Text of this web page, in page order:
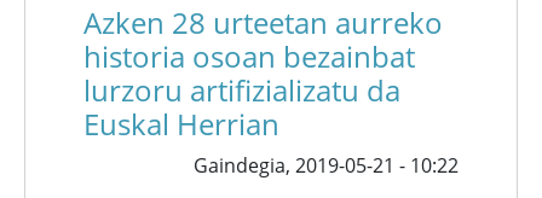
Azken 28 urteetan aurreko
historia osoan bezainbat
lurzoru artifizializatu da
Euskal Herrian
Gaindegia, 2019-05-21 - 10:22